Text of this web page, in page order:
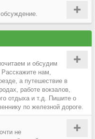
и обсудим
нам,
а путешествие в
работе вокзалов,
отдыха и т.д. Пишите о
по железной дороге.
не